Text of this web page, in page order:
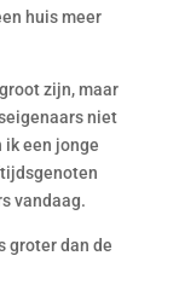
huis meer
zijn, maar
niet
ik een jonge
vandaag.
groter dan de